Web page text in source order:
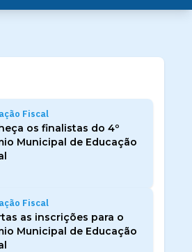
Fiscal
os finalistas do 4º
Municipal de Educação
Fiscal
as inscrições para o
Municipal de Educação